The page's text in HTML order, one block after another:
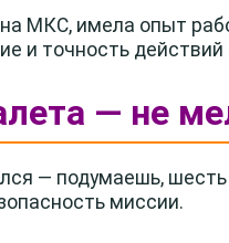
МКС, имела опыт
и точность
— не
— подумаешь,
миссии.